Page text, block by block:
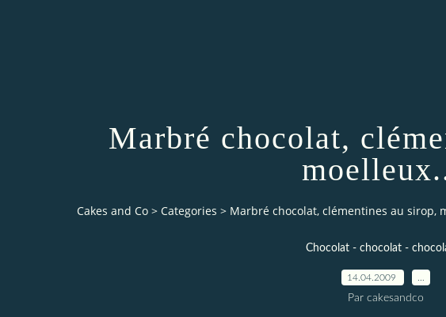
Marbré chocolat,
Cakes and Co > Categories > Marbré chocolat, clémentines au sirop,
Chocolat - chocolat -
14.04.2009
Par cakesandco